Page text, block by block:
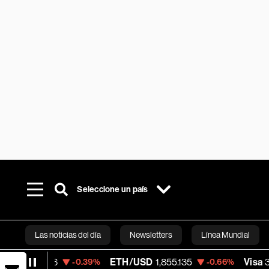
Seleccione un país
Las noticias del día Newsletters Línea Mundial
Bloomberg
ETH/USD 1,855.135 -0.66% Visa 365.67 -